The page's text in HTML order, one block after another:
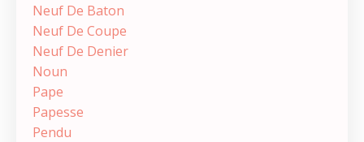
Neuf De Baton
Neuf De Coupe
Neuf De Denier
Noun
Pape
Papesse
Pendu